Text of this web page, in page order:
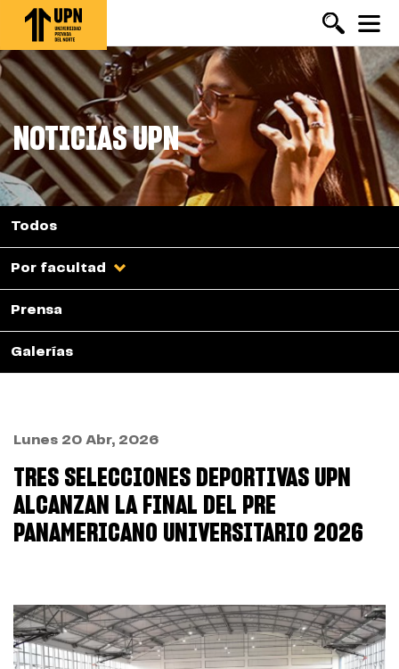
Pasar
contenido
principal
NOTICIAS UPN
Todos
Por facultad
Prensa
Galerías
Lunes 20 Abr, 2026
TRES SELECCIONES DEPORTIVAS UPN
ALCANZAN LA FINAL DEL PRE
PANAMERICANO UNIVERSITARIO 2026